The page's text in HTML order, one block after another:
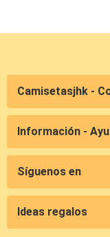
Camisetasjhk -
Información -
Síguenos en
Ideas regalos